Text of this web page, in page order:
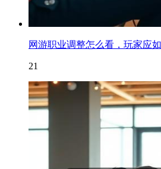
网游职业调整怎么看，玩家应
21